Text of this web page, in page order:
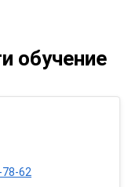
обучение
62